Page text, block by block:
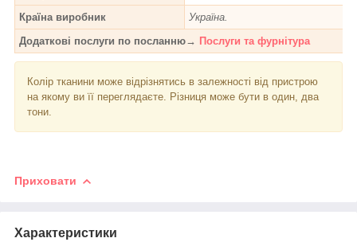
Країна виробник
Україна.
Додаткові послуги по посланню→ Послуги та фурнітура
Колір тканини може відрізнятись в залежності від пристрою
на якому ви її переглядаєте. Різниця може бути в один, два
тони.
Приховати
Характеристики